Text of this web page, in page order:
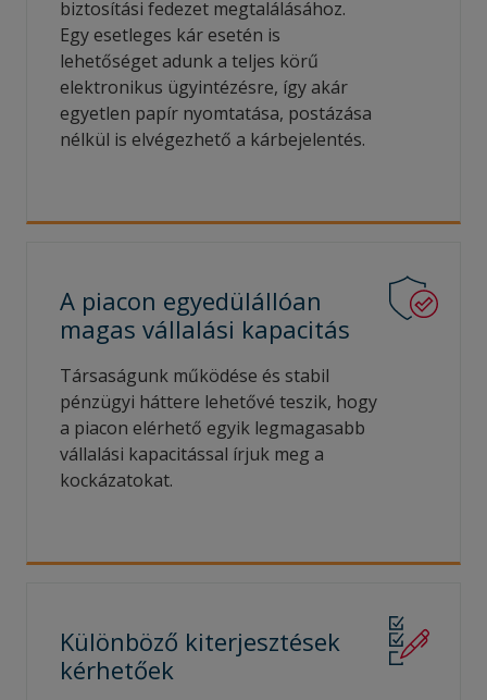
biztosítási fedezet megtalálásához.
Egy esetleges kár esetén is
lehetőséget adunk a teljes körű
elektronikus ügyintézésre, így akár
egyetlen papír nyomtatása, postázása
nélkül is elvégezhető a kárbejelentés.
A piacon egyedülállóan
magas vállalási kapacitás
Társaságunk működése és stabil
pénzügyi háttere lehetővé teszik, hogy
a piacon elérhető egyik legmagasabb
vállalási kapacitással írjuk meg a
kockázatokat.
Különböző kiterjesztések
kérhetőek